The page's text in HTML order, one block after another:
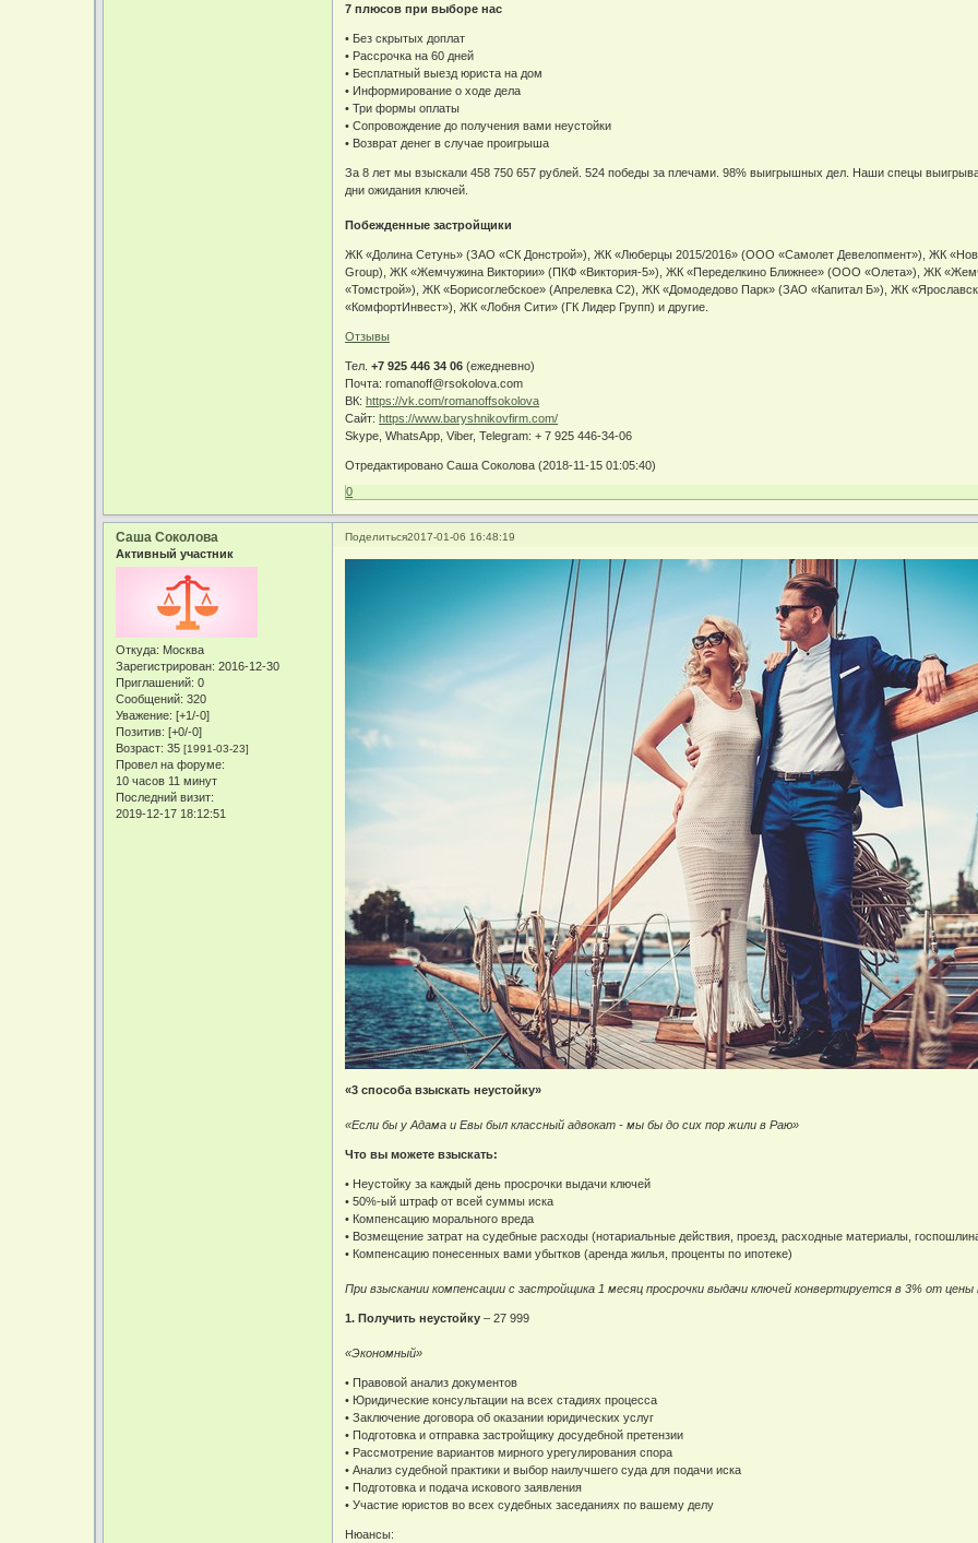
7 плюсов при выборе нас
• Без скрытых доплат
• Рассрочка на 60 дней
• Бесплатный выезд юриста на дом
• Информирование о ходе дела
• Три формы оплаты
• Сопровождение до получения вами неустойки
• Возврат денег в случае проигрыша
За 8 лет мы взыскали 458 750 657 рублей. 524 победы за плечами. 98% выигрышных дел. Наши спецы
дни ожидания ключей.
Побежденные застройщики
ЖК «Долина Сетунь» (ЗАО «СК Донстрой»), ЖК «Люберцы 2015/2016» (ООО «Самолет Девелопмент»), ЖК
Group), ЖК «Жемчужина Виктории» (ПКФ «Виктория-5»), ЖК «Переделкино Ближнее» (ООО «Олета»), ЖК
«Томстрой»), ЖК «Борисоглебское» (Апрелевка С2), ЖК «Домодедово Парк» (ЗАО «Капитал Б»), ЖК
«КомфортИнвест»), ЖК «Лобня Сити» (ГК Лидер Групп) и другие.
Отзывы
Тел.+7 925 446 34 06 (ежедневно)
Почта: romanoff@rsokolova.com
ВК:https://vk.com/romanoffsokolova
Сайт:https://www.baryshnikovfirm.com/
Skype, WhatsApp, Viber, Telegram: + 7 925 446-34-06
Отредактировано Саша Соколова (2018-11-15 01:05:40)
0
Поделиться2017-01-06 16:48:19
Саша Соколова
Активный участник
Откуда: Москва
Зарегистрирован: 2016-12-30
Приглашений: 0
Сообщений: 320
Уважение: [+1/-0]
Позитив: [+0/-0]
Возраст: 35[1991-03-23]
Провел на форуме:
10 часов 11 минут
Последний визит:
2019-12-17 18:12:51
«3 способа взыскать неустойку»
«Если бы у Адама и Евы был классный адвокат - мы бы до сих пор жили в Раю»
Что вы можете взыскать:
• Неустойку за каждый день просрочки выдачи ключей
• 50%-ый штраф от всей суммы иска
• Компенсацию морального вреда
• Возмещение затрат на судебные расходы (нотариальные действия, проезд, расходные материалы,
• Компенсацию понесенных вами убытков (аренда жилья, проценты по ипотеке)
При взыскании компенсации с застройщика 1 месяц просрочки выдачи ключей конвертируется в 3% от
1. Получить неустойку– 27 999
«Экономный»
• Правовой анализ документов
• Юридические консультации на всех стадиях процесса
• Заключение договора об оказании юридических услуг
• Подготовка и отправка застройщику досудебной претензии
• Рассмотрение вариантов мирного урегулирования спора
• Анализ судебной практики и выбор наилучшего суда для подачи иска
• Подготовка и подача искового заявления
• Участие юристов во всех судебных заседаниях по вашему делу
Нюансы: